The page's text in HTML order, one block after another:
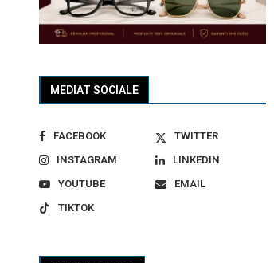
MEDIAT SOCIALE
FACEBOOK
TWITTER
INSTAGRAM
LINKEDIN
YOUTUBE
EMAIL
TIKTOK